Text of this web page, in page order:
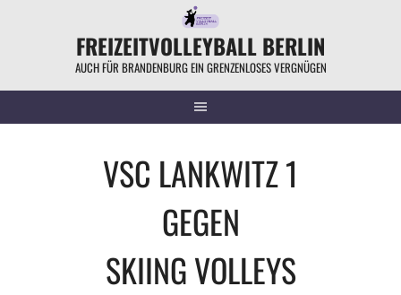
FREIZEITVOLLEYBALL BERLIN
AUCH FÜR BRANDENBURG EIN GRENZENLOSES VERGNÜGEN
VSC LANKWITZ 1
GEGEN
SKIING VOLLEYS